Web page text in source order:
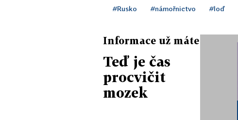
#Rusko #námořnictvo #loď
Informace už máte
Teď je čas
procvičit
mozek